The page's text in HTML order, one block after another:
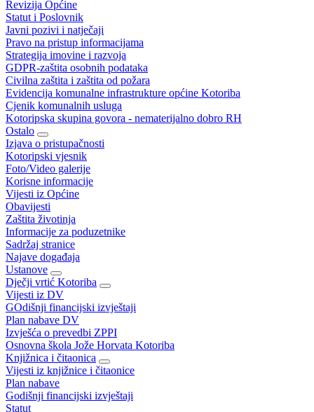
Revizija Općine
Statut i Poslovnik
Javni pozivi i natječaji
Pravo na pristup informacijama
Strategija imovine i razvoja
GDPR-zaštita osobnih podataka
Civilna zaštita i zaštita od požara
Evidencija komunalne infrastrukture općine Kotoriba
Cjenik komunalnih usluga
Kotoripska skupina govora - nematerijalno dobro RH
Ostalo
Izjava o pristupačnosti
Kotoripski vjesnik
Foto/Video galerije
Korisne informacije
Vijesti iz Općine
Obavijesti
Zaštita životinja
Informacije za poduzetnike
Sadržaj stranice
Najave događaja
Ustanove
Dječji vrtić Kotoriba
Vijesti iz DV
GOdišnji financijski izvještaji
Plan nabave DV
Izvješća o prevedbi ZPPI
Osnovna škola Jože Horvata Kotoriba
Knjižnica i čitaonica
Vijesti iz knjižnice i čitaonice
Plan nabave
Godišnji financijski izvještaji
Statut